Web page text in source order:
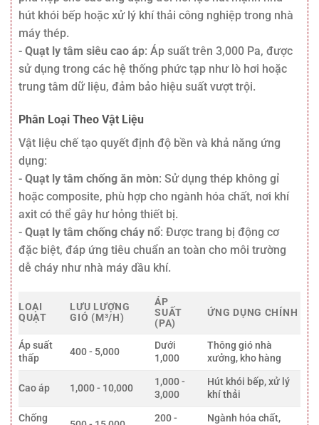
hút khói bếp hoặc xử lý khí thải công nghiệp trong nhà
máy thép.
- Quạt ly tâm siêu cao áp: Áp suất trên 3,000 Pa, được
sử dụng trong các hệ thống phức tạp như lò hơi hoặc
trung tâm dữ liệu, đảm bảo hiệu suất vượt trội.
Phân Loại Theo Vật Liệu
Vật liệu chế tạo quyết định độ bền và khả năng ứng
dụng:
- Quạt ly tâm chống ăn mòn: Sử dụng thép không gỉ
hoặc composite, phù hợp cho ngành hóa chất, nơi khí
axit có thể gây hư hỏng thiết bị.
- Quạt ly tâm chống cháy nổ: Được trang bị động cơ
đặc biệt, đáp ứng tiêu chuẩn an toàn cho môi trường
dễ cháy như nhà máy dầu khí.
LOẠI
QUẠT
LƯU LƯỢNG
GIÓ (M³/H)
ÁP
SUẤT
(PA)
ỨNG DỤNG CHÍNH
Áp suất
thấp
400 - 5,000
Dưới
1,000
Thông gió nhà
xưởng, kho hàng
Cao áp 1,000 - 10,000
1,000 -
3,000
Hút khói bếp, xử lý
khí thải
Chống
200 - Ngành hóa chất,